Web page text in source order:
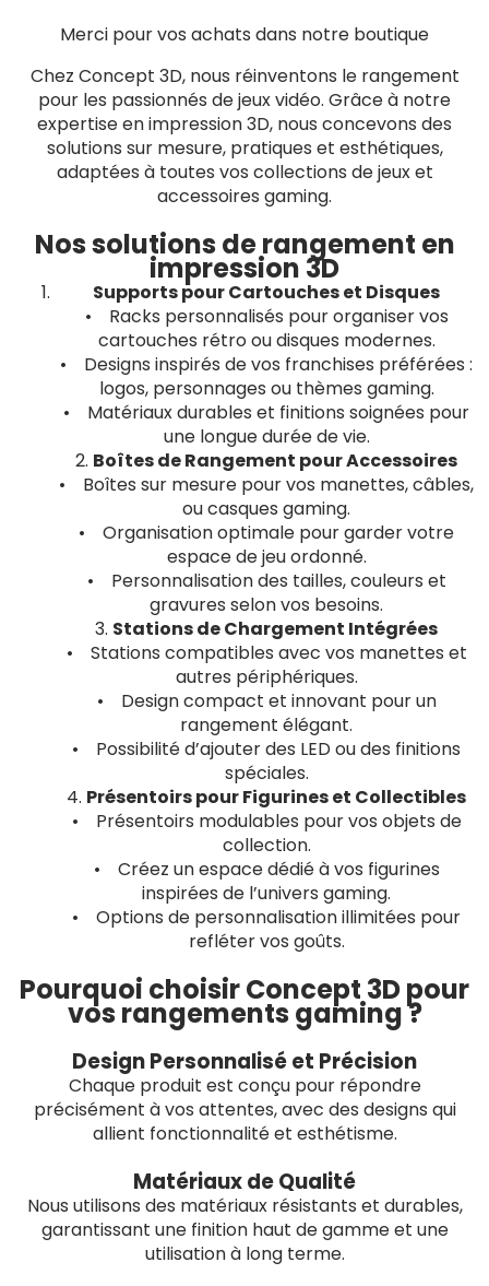
Merci pour vos achats dans notre boutique
Chez Concept 3D, nous réinventons le rangement
pour les passionnés de jeux vidéo. Grâce à notre
expertise en impression 3D, nous concevons des
solutions sur mesure, pratiques et esthétiques,
adaptées à toutes vos collections de jeux et
accessoires gaming.
Nos solutions de rangement en
impression 3D
Supports pour Cartouches et Disques
• Racks personnalisés pour organiser vos
cartouches rétro ou disques modernes.
• Designs inspirés de vos franchises préférées :
logos, personnages ou thèmes gaming.
• Matériaux durables et finitions soignées pour
une longue durée de vie.
2. Boîtes de Rangement pour Accessoires
• Boîtes sur mesure pour vos manettes, câbles,
ou casques gaming.
• Organisation optimale pour garder votre
espace de jeu ordonné.
• Personnalisation des tailles, couleurs et
gravures selon vos besoins.
3. Stations de Chargement Intégrées
• Stations compatibles avec vos manettes et
autres périphériques.
• Design compact et innovant pour un
rangement élégant.
• Possibilité d’ajouter des LED ou des finitions
spéciales.
4. Présentoirs pour Figurines et Collectibles
• Présentoirs modulables pour vos objets de
collection.
• Créez un espace dédié à vos figurines
inspirées de l’univers gaming.
• Options de personnalisation illimitées pour
refléter vos goûts.
Pourquoi choisir Concept 3D pour
vos rangements gaming ?
Design Personnalisé et Précision
Chaque produit est conçu pour répondre
précisément à vos attentes, avec des designs qui
allient fonctionnalité et esthétisme.
Matériaux de Qualité
Nous utilisons des matériaux résistants et durables,
garantissant une finition haut de gamme et une
utilisation à long terme.